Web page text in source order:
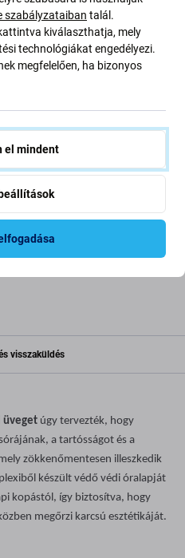
FixPremium Watch
(1st gen) és SE (2nd gen)
(44mm)
1 590 Ft
db
visszaküldés
üveget úgy tervezték, hogy
a tartósságot és a
zökkenőmentesen illeszkedik
készült védő védi óralapját
kopástól, így biztosítva, hogy
megőrzi karcsú esztétikáját.
szabályzataiban talál.
kiválaszthatja, mely
technológiákat engedélyezi.
megfelelően, ha bizonyos
el mindent